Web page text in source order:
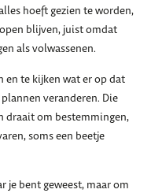
hoeft gezien te worden,
blijven, juist omdat
als volwassenen.
en te kijken wat er op dat
veranderen. Die
draait om bestemmingen,
soms een beetje
je bent geweest, maar om